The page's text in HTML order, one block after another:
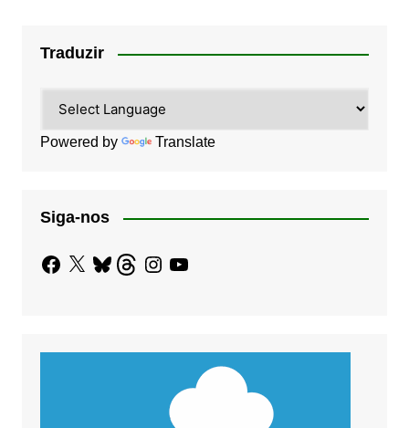
Traduzir
Powered by Translate
Siga-nos
Facebook
X BlueskyThreadsInstagram
YouTube